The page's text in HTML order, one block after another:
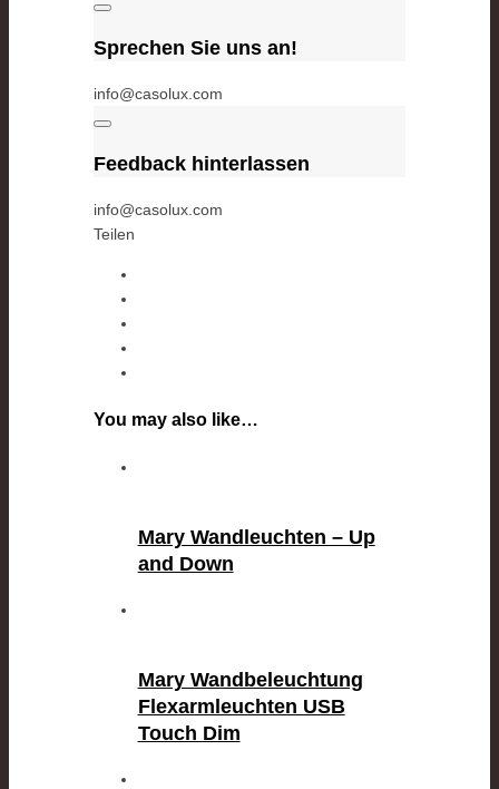
Sprechen Sie uns an!
info@casolux.com
Feedback hinterlassen
info@casolux.com
Teilen
You may also like…
Mary Wandleuchten – Up
and Down
Mary Wandbeleuchtung
Flexarmleuchten USB
Touch Dim